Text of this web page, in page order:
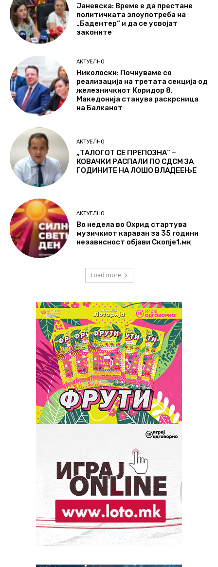
Јаневска: Време е да престане
политичката злоупотреба на
„Бадентер“ и да се усвојат
законите
АКТУЕЛНО
Николоски: Почнуваме со
реализација на третата секција од
железничкиот Коридор 8,
Македонија станува раскрсница
на Балканот
АКТУЕЛНО
„ТАЛОГОТ СЕ ПРЕПОЗНА“ –
КОВАЧКИ РАСПАЛИ ПО СДСМ ЗА
ГОДИНИТЕ НА ЛОШО ВЛАДЕЕЊЕ
АКТУЕЛНО
Во недела во Охрид стартува
музичкиот караван за 35 години
независност објави Скопје1.мк
Load more